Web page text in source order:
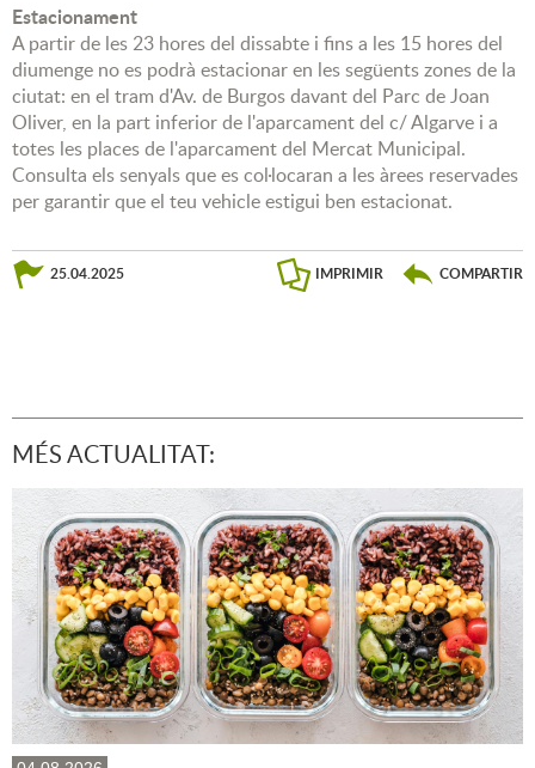
Estacionament
A partir de les 23 hores del dissabte i fins a les 15 hores del
diumenge no es podrà estacionar en les següents zones de la
ciutat: en el tram d'Av. de Burgos davant del Parc de Joan
Oliver, en la part inferior de l'aparcament del c/ Algarve i a
totes les places de l'aparcament del Mercat Municipal.
Consulta els senyals que es col·locaran a les àrees reservades
per garantir que el teu vehicle estigui ben estacionat.
25.04.2025 IMPRIMIR COMPARTIR
MÉS ACTUALITAT: